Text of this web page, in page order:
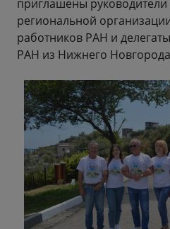
приглашены
региональной
работников РАН и
РАН из Нижнего